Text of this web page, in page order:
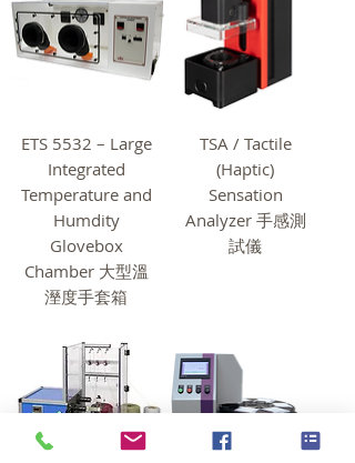
ETS 5532 – Large
Integrated
Temperature and
Humdity
Glovebox
Chamber 大型溫
溼度手套箱
TSA / Tactile
(Haptic)
Sensation
Analyzer 手感測
試儀